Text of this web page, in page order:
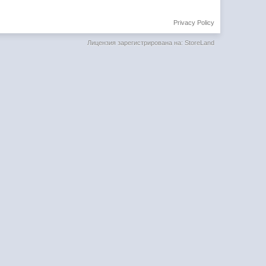
Privacy Policy
Лицензия зарегистрирована на: StoreLand